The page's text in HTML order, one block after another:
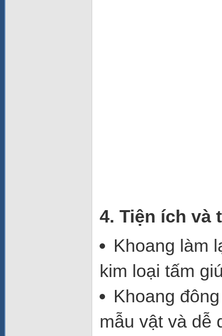
4. Tiện ích và
Khoang làm
kim loại tấm
Khoang
mẫu vật và dễ